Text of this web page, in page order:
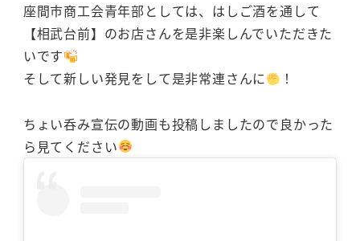
座間市商工会青年部としては、はしご酒を通して
【相武台前】のお店さんを是非楽しんでいただきた
いです
そして新しい発見をして是非常連さんに
！
ちょい呑み宣伝の動画も投稿しましたので良かった
ら見てください